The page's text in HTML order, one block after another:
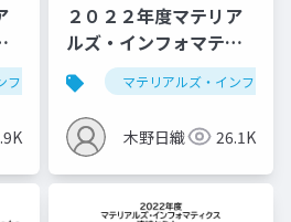
ォマティクス セミナー
２０２２年度マテリア
ルズ・インフォマティ
クス連続セミナー：ベ
イズ最適化、推薦シス
テム
マテリアルズ・インフォマ
木野日織 26.1K